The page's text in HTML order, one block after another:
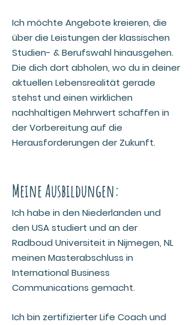
Ich möchte Angebote kreieren, die
über die Leistungen der klassischen
Studien- & Berufswahl hinausgehen.
Die dich dort abholen, wo du in deiner
aktuellen Lebensrealität gerade
stehst und einen wirklichen
nachhaltigen Mehrwert schaffen in
der Vorbereitung auf die
Herausforderungen der Zukunft.
Meine Ausbildungen:
Ich habe in den Niederlanden und
den USA studiert und an der
Radboud Universiteit in Nijmegen, NL
meinen Masterabschluss in
International Business
Communications gemacht.
Ich bin zertifizierter Life Coach und